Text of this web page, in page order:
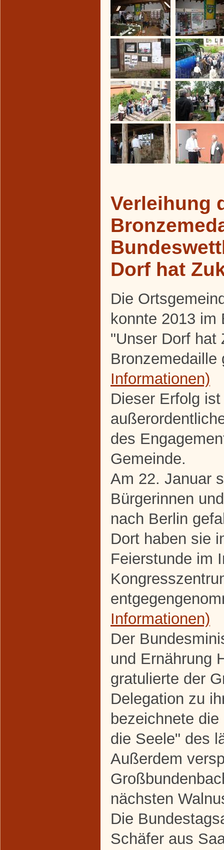
Verleihung
Dorf hat
Die
konnte 2013 im
"Unser Dorf hat
Bronzemedaille
Informationen)
Dieser Erfolg
des
Gemeinde.
Am 22. Januar
Bürgerinnen
nach Berlin
Dort haben sie
Feierstunde im
Informationen)
Der
und Ernährung
gratulierte der
Delegation zu
bezeichnete
die Seele" des
Außerdem
nächsten
Die
Schäfer aus